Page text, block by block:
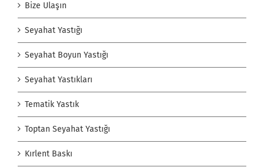
Bize Ulaşın
Seyahat Yastığı
Seyahat Boyun Yastığı
Seyahat Yastıkları
Tematik Yastık
Toptan Seyahat Yastığı
Kırlent Baskı